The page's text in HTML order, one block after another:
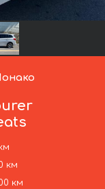
км
км